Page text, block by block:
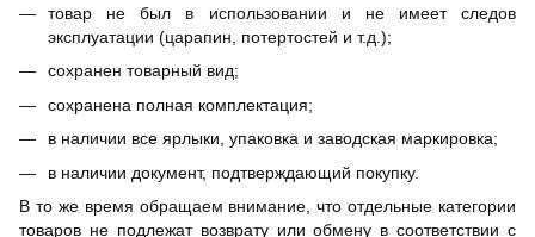
товар не был в использовании и не имеет следов
эксплуатации (царапин, потертостей и т.д.);
сохранен товарный вид;
сохранена полная комплектация;
в наличии все ярлыки, упаковка и заводская маркировка;
в наличии документ, подтверждающий покупку.
В то же время обращаем внимание, что отдельные категории
товаров не подлежат возврату или обмену в соответствии с